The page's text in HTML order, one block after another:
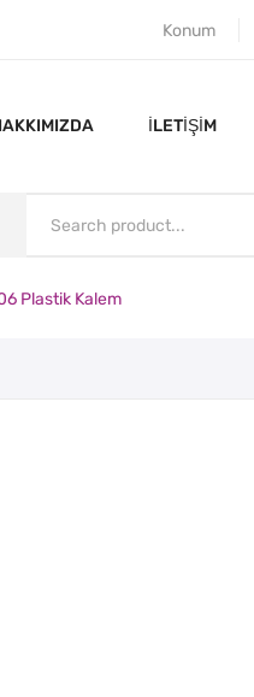
Konum
İLETIŞIM
Plastik Kalem